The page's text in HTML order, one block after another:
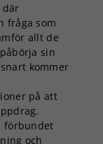
där
fråga som
allt de
sin
kommer
på att
förbundet
och